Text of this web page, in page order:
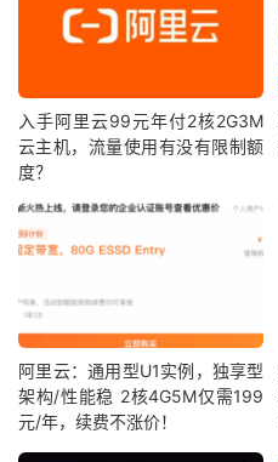
入手阿里云99元年付2核2G3M
云主机，流量使用有没有限制额
度？
阿里云：通用型U1实例，独享型
架构/性能稳 2核4G5M仅需199
元/年，续费不涨价！